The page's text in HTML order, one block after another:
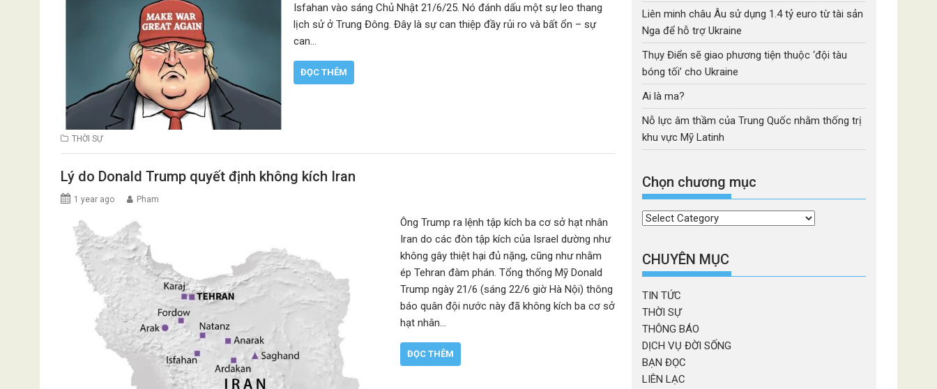
Isfahan vào sáng Chủ Nhật 21/6/25. Nó đánh dấu một sự leo thang
lịch sử ở Trung Đông. Đây là sự can thiệp đầy rủi ro và bất ổn – sự
can…
ĐỌC THÊM
THỜI SỰ
Lý do Donald Trump quyết định không kích Iran
1 year ago Pham
Ông Trump ra lệnh tập kích ba cơ sở hạt nhân
Iran do các đòn tập kích của Israel dường như
không gây thiệt hại đủ nặng, cũng như nhằm
ép Tehran đàm phán. Tổng thống Mỹ Donald
Trump ngày 21/6 (sáng 22/6 giờ Hà Nội) thông
báo quân đội nước này đã không kích ba cơ sở
hạt nhân…
ĐỌC THÊM
Liên minh châu Âu sử dụng 1.4 tỷ euro từ tài sản
Nga để hỗ trợ Ukraine
Thụy Điển sẽ giao phương tiện thuộc ‘đội tàu
bóng tối’ cho Ukraine
Ai là ma?
Nỗ lực âm thầm của Trung Quốc nhằm thống trị
khu vực Mỹ Latinh
Chọn chương mục
Chọn
mục
CHUYÊN MỤC
TIN TỨC
THỜI SỰ
THÔNG BÁO
DỊCH VỤ ĐỜI SỐNG
BẠN ĐỌC
LIÊN LẠC